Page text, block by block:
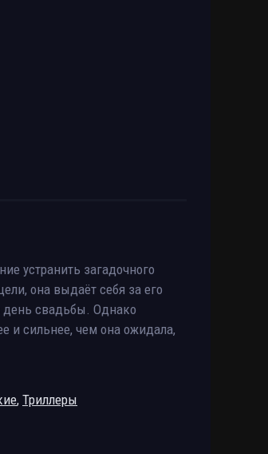
устранить загадочного
она выдаёт себя за его
день свадьбы. Однако
и сильнее, чем она ожидала,
, Триллеры